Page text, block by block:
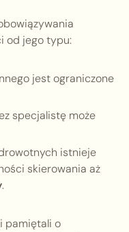
od jego typu:
jest ograniczone
specjalistę może
istnieje
skierowania aż
.
pamiętali o